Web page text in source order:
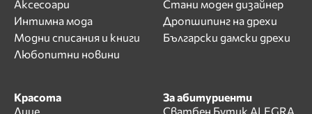
Аксесоари
Интимна мода
Модни списания и книги
Любопитни новини
Стани моден дизайнер
Дропшипинг на дрехи
Български дамски дрехи
Красота
Лице
За абитуриенти
Сватбен Бутик ALEGRA